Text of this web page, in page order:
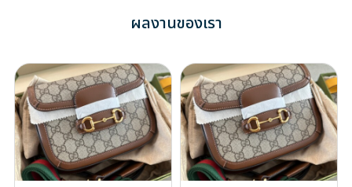
ผลงานของเรา